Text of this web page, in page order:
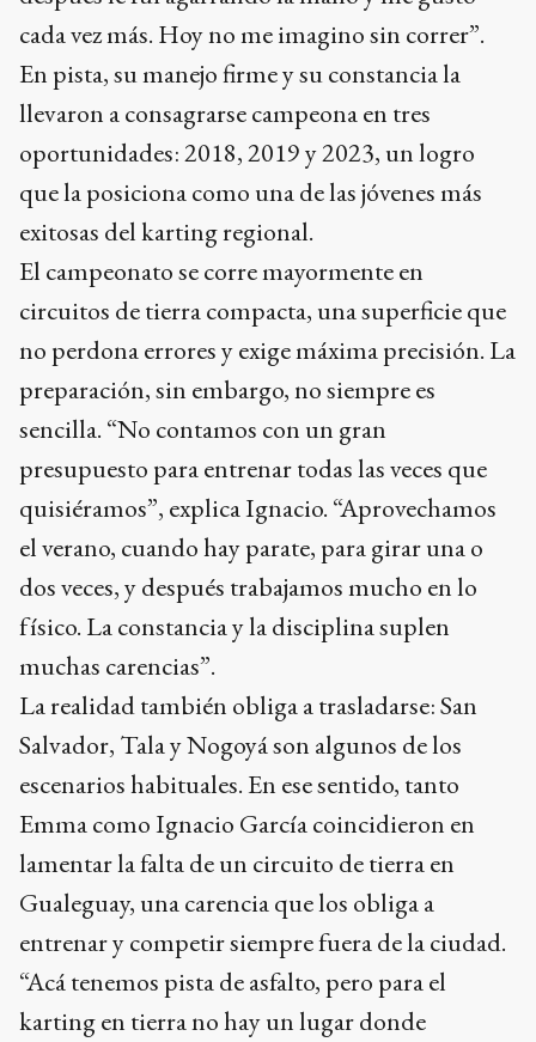
cada vez más. Hoy no me imagino sin correr”.
En pista, su manejo firme y su constancia la
llevaron a consagrarse campeona en tres
oportunidades: 2018, 2019 y 2023, un logro
que la posiciona como una de las jóvenes más
exitosas del karting regional.
El campeonato se corre mayormente en
circuitos de tierra compacta, una superficie que
no perdona errores y exige máxima precisión. La
preparación, sin embargo, no siempre es
sencilla. “No contamos con un gran
presupuesto para entrenar todas las veces que
quisiéramos”, explica Ignacio. “Aprovechamos
el verano, cuando hay parate, para girar una o
dos veces, y después trabajamos mucho en lo
físico. La constancia y la disciplina suplen
muchas carencias”.
La realidad también obliga a trasladarse: San
Salvador, Tala y Nogoyá son algunos de los
escenarios habituales. En ese sentido, tanto
Emma como Ignacio García coincidieron en
lamentar la falta de un circuito de tierra en
Gualeguay, una carencia que los obliga a
entrenar y competir siempre fuera de la ciudad.
“Acá tenemos pista de asfalto, pero para el
karting en tierra no hay un lugar donde